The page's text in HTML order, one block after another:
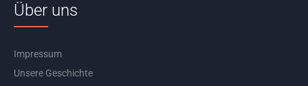
Über uns
Impressum
Unsere Geschichte